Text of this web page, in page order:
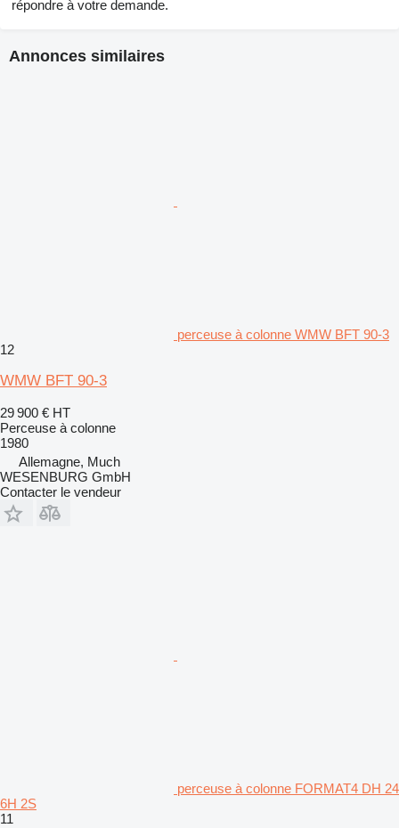
répondre à votre demande.
Annonces similaires
perceuse à colonne WMW BFT 90-3
12
WMW BFT 90-3
29 900 € HT
Perceuse à colonne
1980
Allemagne, Much
WESENBURG GmbH
Contacter le vendeur
perceuse à colonne FORMAT4 DH 24
6H 2S
11